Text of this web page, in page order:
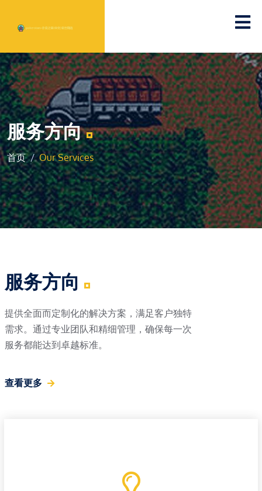
服务方向
首页 Our Services
服务方向
提供全面而定制化的解决方案，满足客户独特
需求。通过专业团队和精细管理，确保每一次
服务都能达到卓越标准。
查看更多